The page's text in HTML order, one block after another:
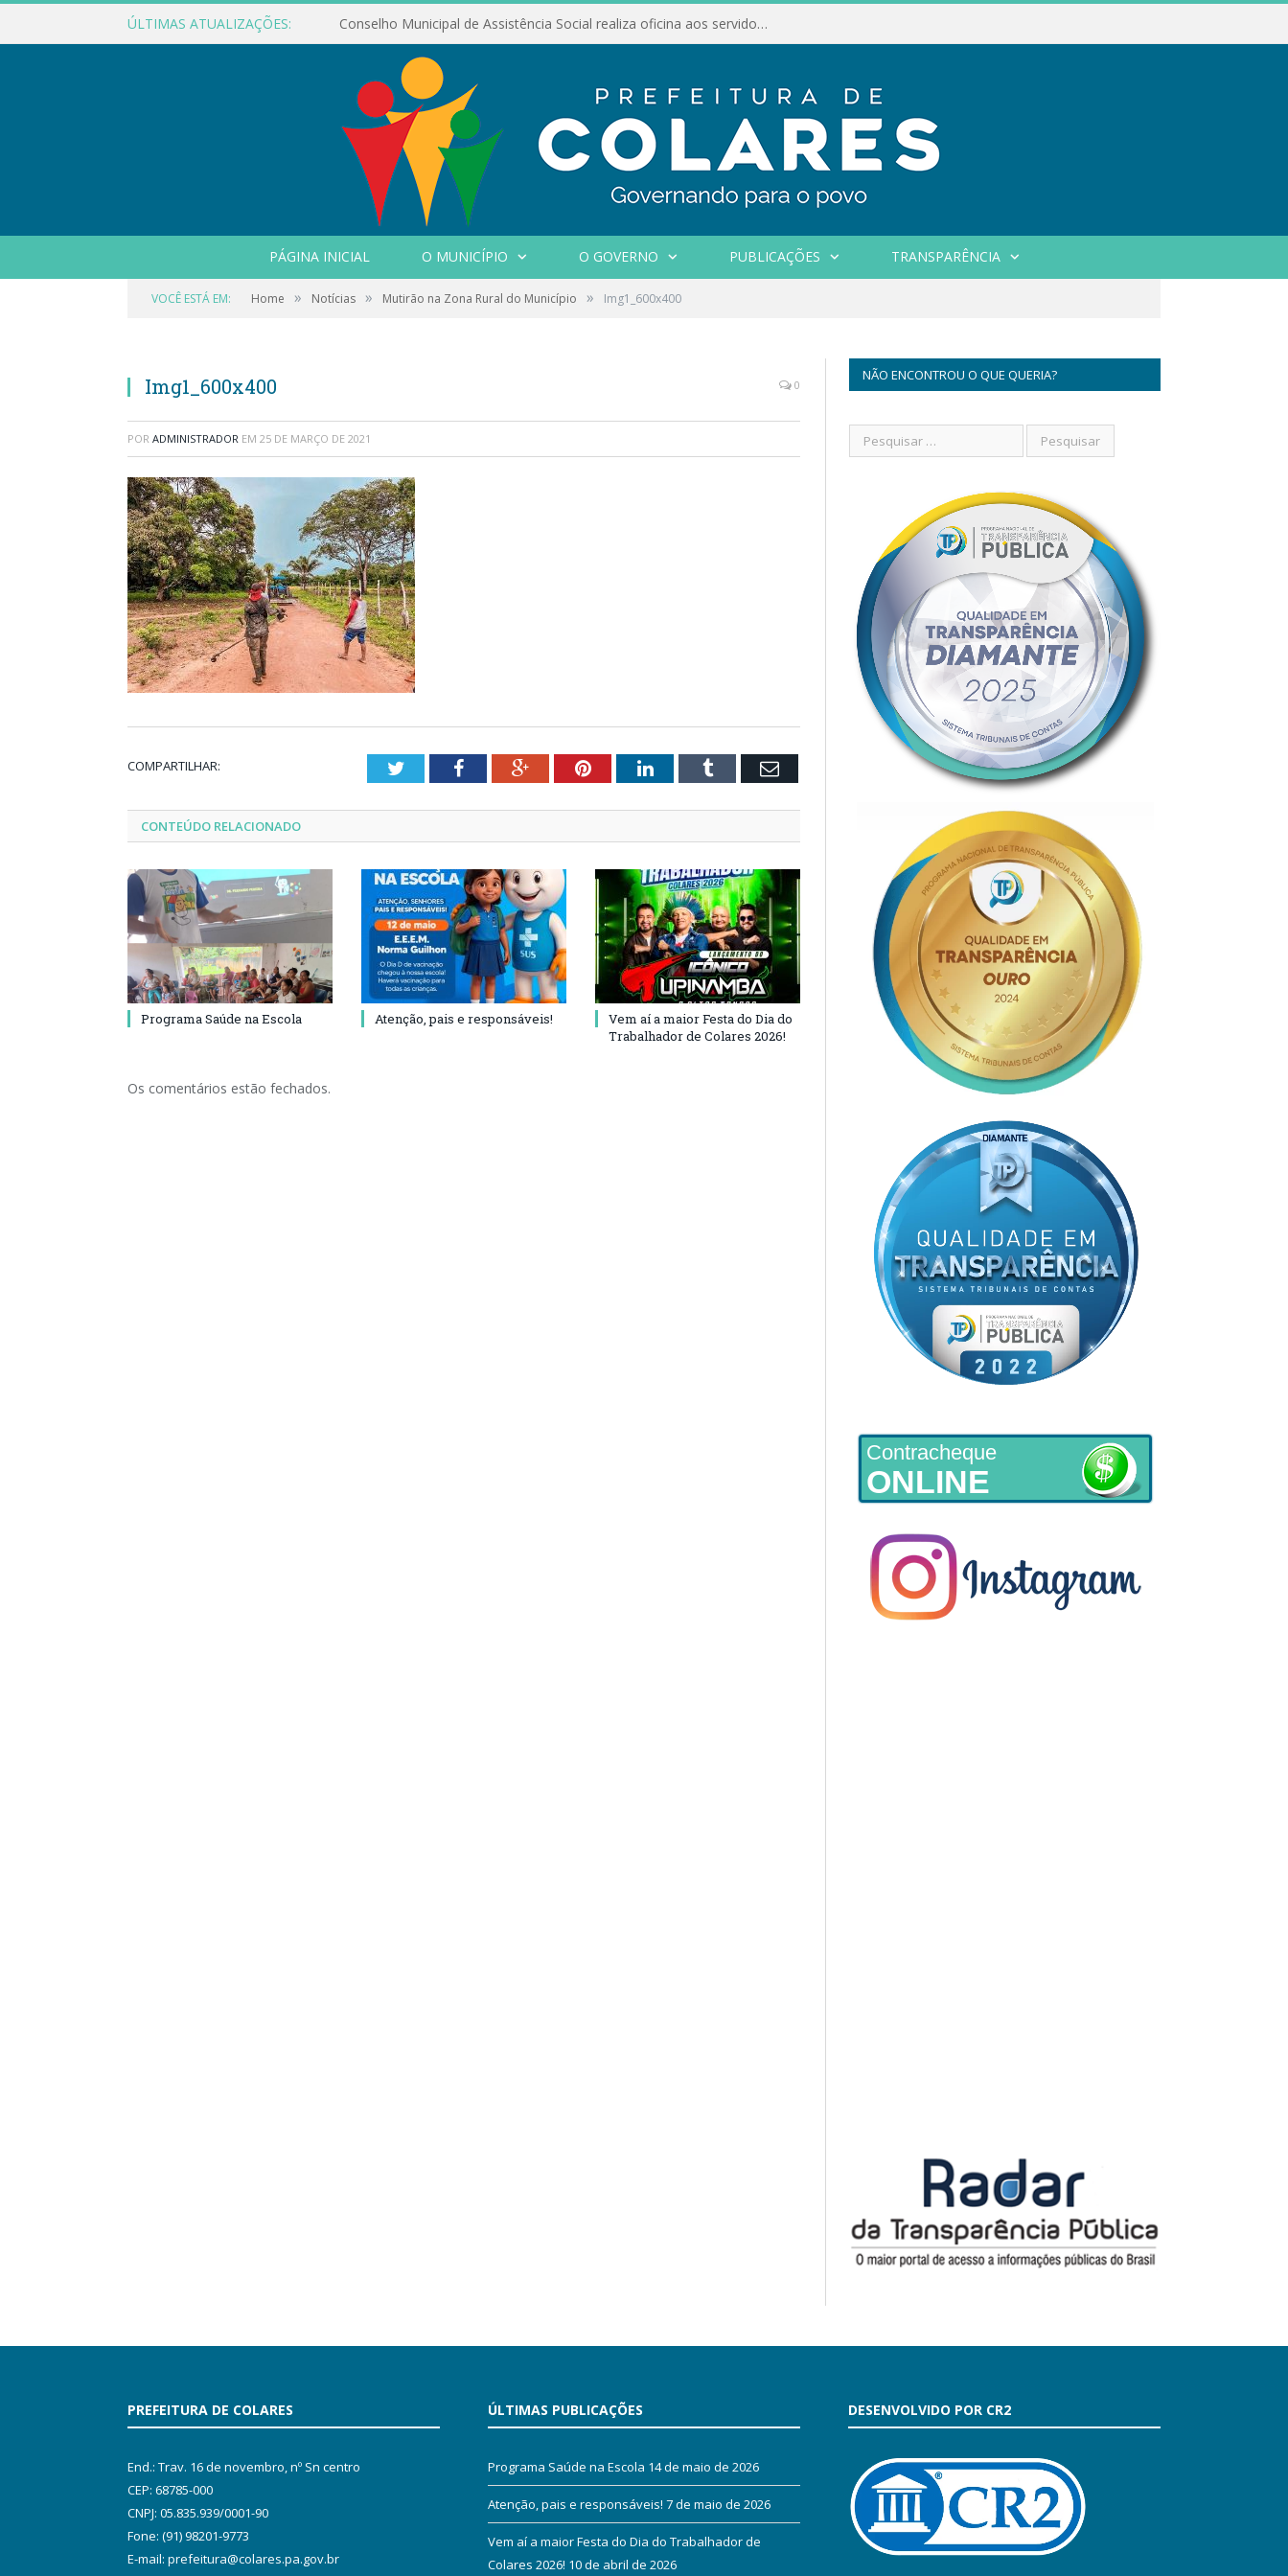
ÚLTIMAS ATUALIZAÇÕES: Conselho Municipal de Assistência Social realiza oficina aos servidores
PÁGINA INICIAL O MUNICÍPIO O GOVERNO PUBLICAÇÕES TRANSPARÊNCIA
VOCÊ ESTÁ EM: Home » Notícias » Mutirão na Zona Rural do Município » Img1_600x400
Img1_600x400 0
POR ADMINISTRADOR EM 25 DE MARÇO DE 2021
COMPARTILHAR: TwitterFacebookGoogle+PinterestLinkedInTumblr Email
CONTEÚDO RELACIONADO
Programa Saúde na Escola Atenção, pais e responsáveis!
Vem aí a maior Festa do Dia do
Trabalhador de Colares 2026!
Os comentários estão fechados.
NÃO ENCONTROU O QUE QUERIA?
Contracheque
ONLINE
PREFEITURA DE COLARES
End.: Trav. 16 de novembro, nº Sn centro
CEP: 68785-000
CNPJ: 05.835.939/0001-90
Fone: (91) 98201-9773
E-mail: prefeitura@colares.pa.gov.br
ÚLTIMAS PUBLICAÇÕES
Programa Saúde na Escola 14 de maio de 2026
Atenção, pais e responsáveis! 7 de maio de 2026
Vem aí a maior Festa do Dia do Trabalhador de
Colares 2026! 10 de abril de 2026
DESENVOLVIDO POR CR2